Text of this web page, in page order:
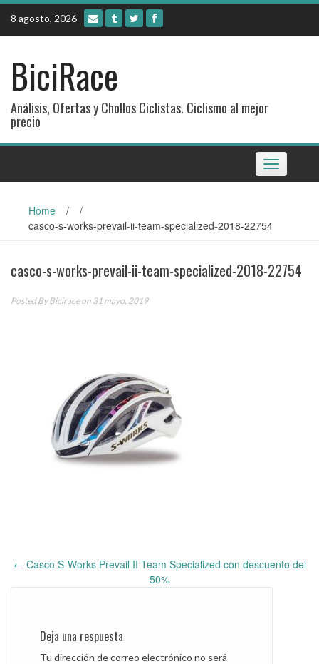
Skip
content
8 agosto, 2026
BiciRace
Análisis, Ofertas y Chollos Ciclistas. Ciclismo al mejor
precio
Toggle
navigation
Home /
/
casco-s-works-prevail-ii-team-specialized-2018-22754
casco-s-works-prevail-ii-team-specialized-2018-22754
Posted ByBiciraceon 31 mayo, 2019
navigation
← Casco S-Works Prevail II Team Specialized con descuento del
50%
Deja una respuesta
Tu dirección de correo electrónico no será